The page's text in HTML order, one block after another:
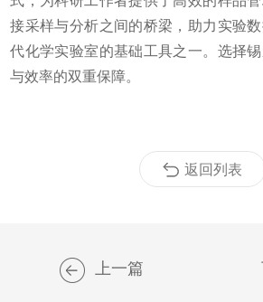
接采样与分析之间的桥梁，助力实验
代化学实验室的基础工具之一。选择
与效率的双重保障。
返回列表
上一篇